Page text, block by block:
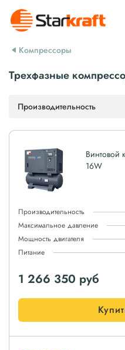
Компрессоры
Трехфазные
Производительность
Винтовой
16W
Производительность
Максимальное давление
Мощность двигателя
Питание
1 266 350 руб